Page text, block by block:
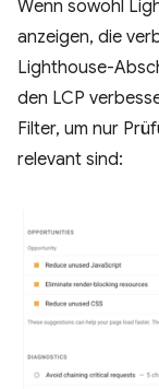
Wenn sowohl
anzeigen, die
Lighthouse-
den LCP
Filter, um nur
relevant sind: